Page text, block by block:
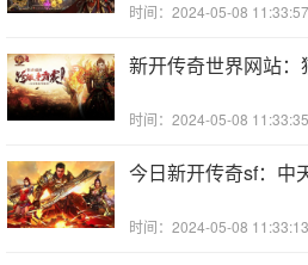
时间：2024-05-08 11:33:57
新开传奇世界网站
时间：2024-05-08 11:33:35
今日新开传奇sf：中
时间：2024-05-08 11:33:13